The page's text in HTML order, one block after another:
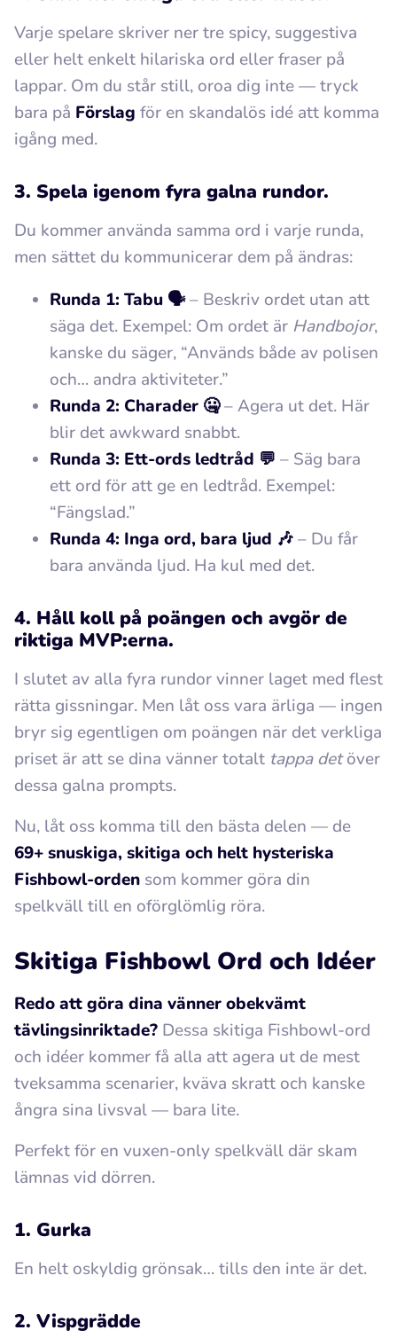
Varje spelare skriver ner tre spicy, suggestiva
eller helt enkelt hilariska ord eller fraser på
lappar. Om du står still, oroa dig inte — tryck
bara på Förslag för en skandalös idé att komma
igång med.
3. Spela igenom fyra galna rundor.
Du kommer använda samma ord i varje runda,
men sättet du kommunicerar dem på ändras:
Runda 1: Tabu 🗣️– Beskriv ordet utan att
säga det. Exempel: Om ordet är Handbojor,
kanske du säger, “Används både av polisen
och… andra aktiviteter.”
Runda 2: Charader 🤐– Agera ut det. Här
blir det awkward snabbt.
Runda 3: Ett-ords ledtråd 💬 – Säg bara
ett ord för att ge en ledtråd. Exempel:
“Fängslad.”
Runda 4: Inga ord, bara ljud 🎶– Du får
bara använda ljud. Ha kul med det.
4. Håll koll på poängen och avgör de
riktiga MVP:erna.
I slutet av alla fyra rundor vinner laget med flest
rätta gissningar. Men låt oss vara ärliga — ingen
bryr sig egentligen om poängen när det verkliga
priset är att se dina vänner totalt tappa detöver
dessa galna prompts.
Nu, låt oss komma till den bästa delen — de
69+ snuskiga, skitiga och helt hysteriska
Fishbowl-orden som kommer göra din
spelkväll till en oförglömlig röra.
Skitiga Fishbowl Ord och Idéer
Redo att göra dina vänner obekvämt
tävlingsinriktade? Dessa skitiga Fishbowl-ord
och idéer kommer få alla att agera ut de mest
tveksamma scenarier, kväva skratt och kanske
ångra sina livsval — bara lite.
Perfekt för en vuxen-only spelkväll där skam
lämnas vid dörren.
1. Gurka
En helt oskyldig grönsak… tills den inte är det.
2. Vispgrädde